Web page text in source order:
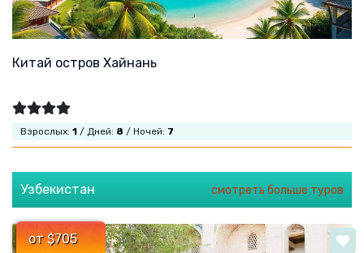
Китай остров Хайнань
Взрослых: 1 / Дней: 8 / Ночей: 7
Узбекистан смотреть больше туров
от $705